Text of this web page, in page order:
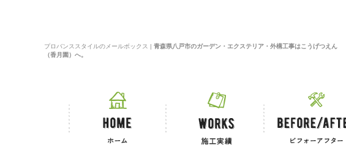
プロバンススタイルのメールボックス | 青森県八戸市のガーデン・エクステリア・外構工事はこうげつえん
（香月園）へ。